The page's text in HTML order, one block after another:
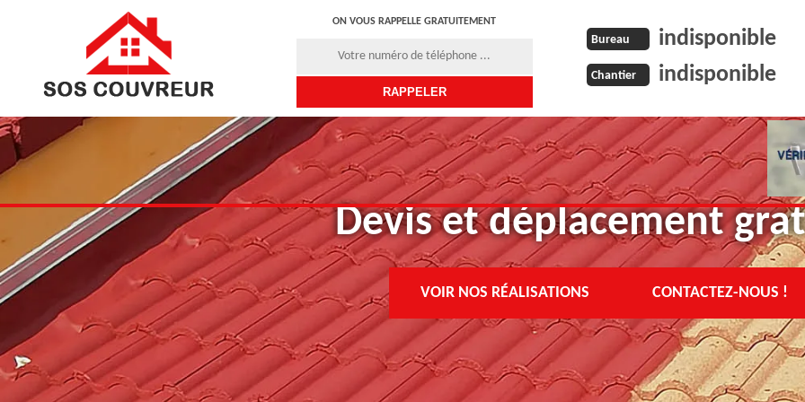
ON VOUS RAPPELLE GRATUITEMENT
Bureau indisponible
Chantier indisponible
Devis et déplacement
VOIR NOS RÉALISATIONS CONTACTEZ-NOUS !